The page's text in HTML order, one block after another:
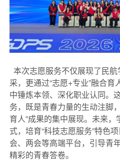
本次志愿服务不仅展现了民
采，更通过“志愿+专业”融合
中锤炼本领、深化职业认同。
务，既是青春力量的生动注脚
育人”成果的集中展现。未来
式，培育“科技志愿服务”特色
会、两会等高端平台，引导青
精彩的青春答卷。